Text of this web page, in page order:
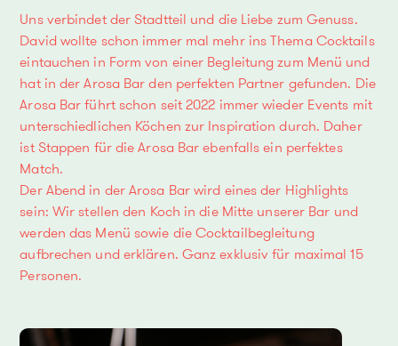
Uns verbindet der Stadtteil und die Liebe zum Genuss.
David wollte schon immer mal mehr ins Thema Cocktails
eintauchen in Form von einer Begleitung zum Menü und
hat in der Arosa Bar den perfekten Partner gefunden. Die
Arosa Bar führt schon seit 2022 immer wieder Events mit
unterschiedlichen Köchen zur Inspiration durch. Daher
ist Stappen für die Arosa Bar ebenfalls ein perfektes
Match.
Der Abend in der Arosa Bar wird eines der Highlights
sein: Wir stellen den Koch in die Mitte unserer Bar und
werden das Menü sowie die Cocktailbegleitung
aufbrechen und erklären. Ganz exklusiv für maximal 15
Personen.